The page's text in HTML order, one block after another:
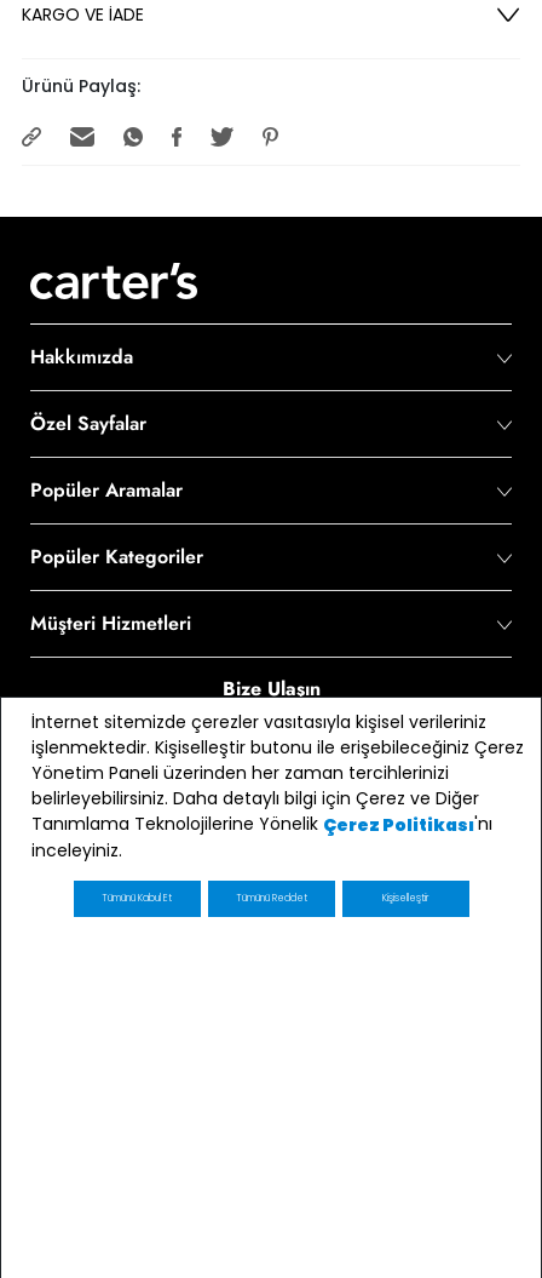
KARGO VE İADE
Ürünü Paylaş:
Hakkımızda
Özel Sayfalar
Popüler Aramalar
Popüler Kategoriler
Müşteri Hizmetleri
Bize Ulaşın
0 850 210 60 90
Bizi Takip Edin
İnternet sitemizde çerezler vasıtasıyla kişisel verileriniz
işlenmektedir. Kişiselleştir butonu ile erişebileceğiniz Çerez
Yönetim Paneli üzerinden her zaman tercihlerinizi
belirleyebilirsiniz. Daha detaylı bilgi için Çerez ve Diğer
Tanımlama Teknolojilerine Yönelik Çerez Politikası'nı
inceleyiniz.
Tümünü Kabul Et Tümünü Reddet Kişiselleştir